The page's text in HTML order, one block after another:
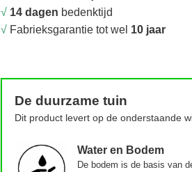
√ 14 dagen bedenktijd
√ Fabrieksgarantie tot wel 10 jaar
De duurzame tuin
Dit product levert op de onderstaande
Water en Bodem
De bodem is de basis van